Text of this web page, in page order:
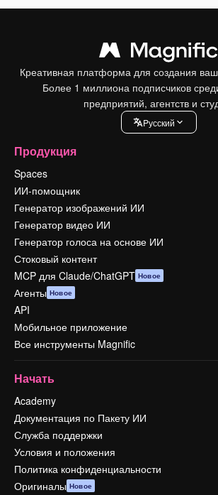
Креативная платформа для создания
Более 1 миллиона подписчиков
предприятий, агентств и
Pусский
Продукция
Spaces
ИИ-помощник
Генератор изображений ИИ
Генератор видео ИИ
Генератор голоса на основе ИИ
Стоковый контент
MCP для Claude/ChatGPT Новое
Агенты Новое
API
Мобильное приложение
Все инструменты Magnific
Начать
Academy
Документация по Пакету ИИ
Служба поддержки
Условия и положения
Политика конфиденциальности
Оригиналы Новое